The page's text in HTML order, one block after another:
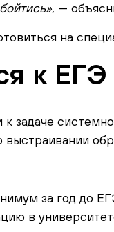
, —
на
к
задаче
за год до
в